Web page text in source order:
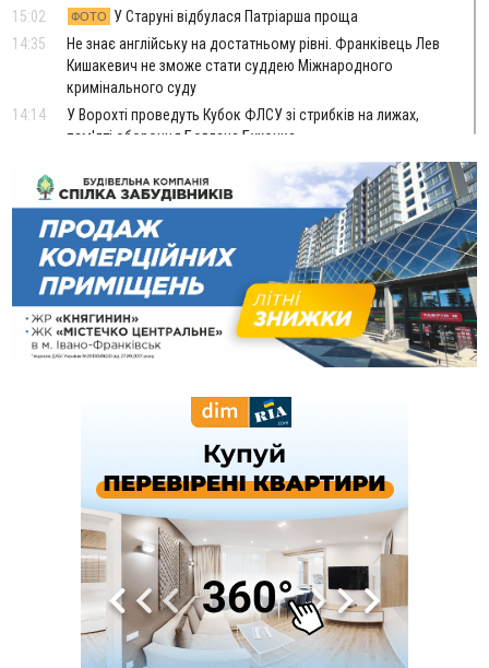
15:02
ФОТО
У Старуні відбулася Патріарша проща
14:35
Не знає англійську на достатньому рівні. Франківець Лев
Кишакевич не зможе стати суддею Міжнародного
кримінального суду
14:14
У Ворохті проведуть Кубок ФЛСУ зі стрибків на лижах,
пам'яті оборонця Богдана Бухонка
На Калущині розшукали чоловіка, який три дні
блукав у лісі
13:14
Боднар розповів про реакцію влади Польщі на атаки на
українців та про зміни після 23 серпня
12:31
ВІДЕО "Едельвейси" щемливо привітали рідну Коломию з
Днем міста
11:55
Вчора у Франківську, Коломиї, Долині та Яремче
зафіксували рекордну спеку
11:45
У Надвірній п'яна жінка побила малолітнього хлопчика: суд
У басейні Дністра встановилася гідрологічна посуха - рівні
води наблизилися до найнижчих показників
У Бурштині поблизу АЗС сталася масова бійка, поліція
з'ясовує обставини
ФОП із Житомира після купівлі права вимоги за 120
тисяч позивається до Франківська на понад 20 млн грн
У горах біля Осмолоди за допомогою БПЛА розшукали
двох жінок, які заблукали під час збирання ягід
05 Серпня
У Франківську вперше прооперували немовля без